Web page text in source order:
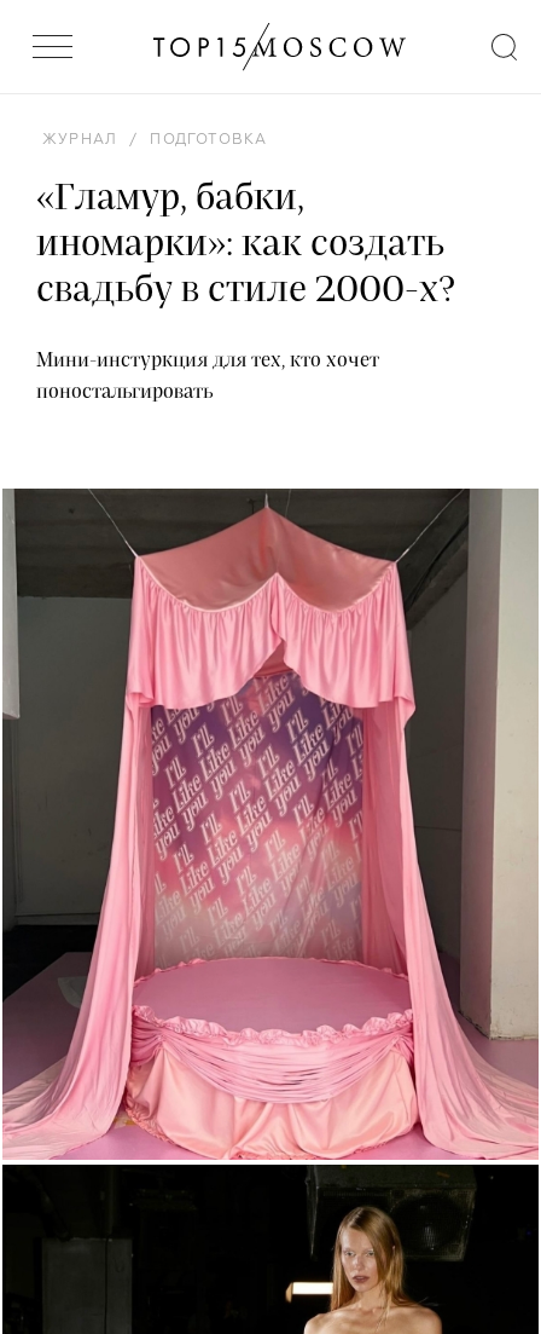
ЖУРНАЛ / ПОДГОТОВКА
«Гламур, бабки,
иномарки»: как создать
свадьбу в стиле 2000-х?
Мини-инстуркция для тех, кто хочет
поностальгировать